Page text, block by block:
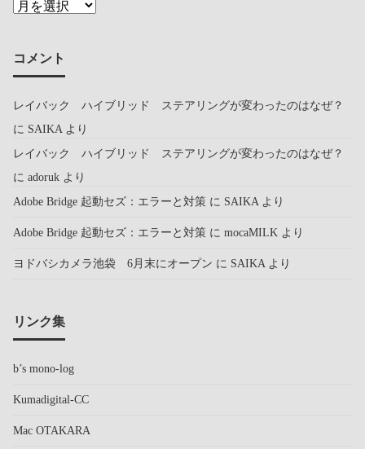
コメント
レイバック ハイブリッド ステアリングが変わったのはなぜ？
に SAIKAより
レイバック ハイブリッド ステアリングが変わったのはなぜ？
に adoruk より
Adobe Bridge 起動セズ：エラーと対策 に SAIKAより
Adobe Bridge 起動セズ：エラーと対策 に mocaMILK より
ヨドバシカメラ池袋 6月末にオープン に SAIKAより
リンク集
b’s mono-log
Kumadigital-CC
Mac OTAKARA